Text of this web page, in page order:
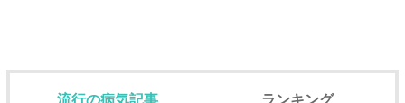
流行の病気記事 ランキング